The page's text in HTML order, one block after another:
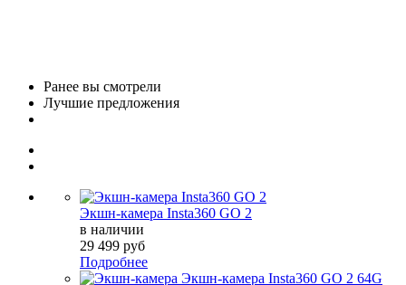
Ранее вы смотрели
Лучшие предложения
Экшн-камера Insta360 GO 2
в наличии
29 499 руб
Подробнее